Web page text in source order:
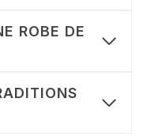
ROBE DE